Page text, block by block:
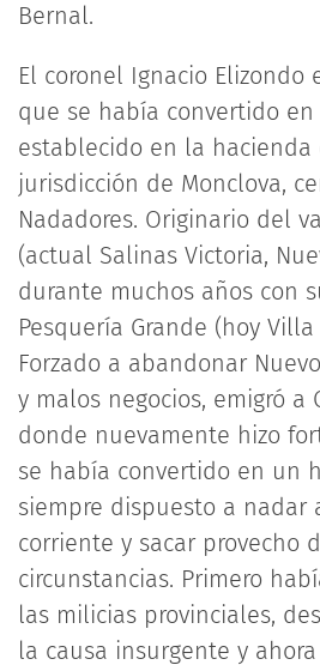
Bernal.
El coronel Ignacio Elizondo
que se había convertido en
establecido en la hacienda
jurisdicción de Monclova,
Nadadores. Originario del
(actual Salinas Victoria,
durante muchos años con
Pesquería Grande (hoy Villa
Forzado a abandonar
y malos negocios, emigró a
donde nuevamente hizo
se había convertido en un
siempre dispuesto a nadar
corriente y sacar provecho
circunstancias. Primero
las milicias provinciales,
la causa insurgente y